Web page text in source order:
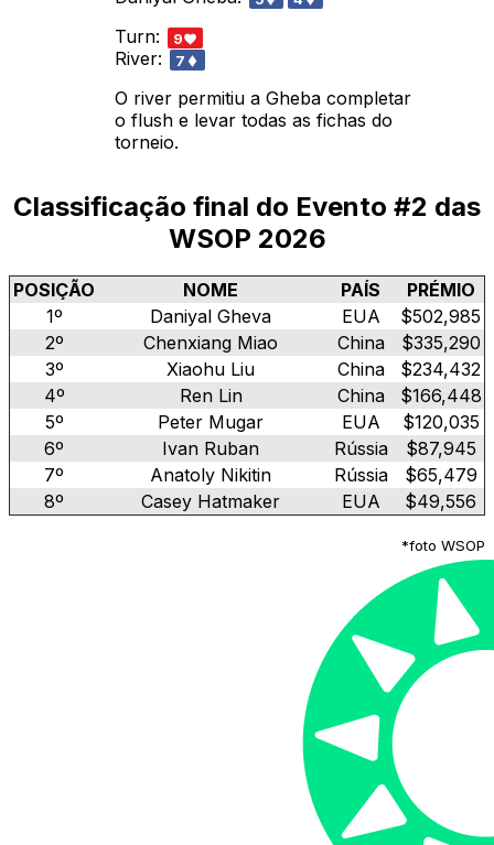
Turn: 9
River: 7
O river permitiu a Gheba completar
o flush e levar todas as fichas do
torneio.
Classificação final do Evento #2 das
WSOP 2026
POSIÇÃO NOME PAÍS
PRÉMIO
1º
Daniyal Gheva EUA
$502,985
2º
Chenxiang Miao China
$335,290
3º
Xiaohu Liu China
$234,432
4º
Ren Lin China
$166,448
5º
Peter Mugar EUA
$120,035
6º
Ivan Ruban Rússia
$87,945
7º
Anatoly Nikitin Rússia
$65,479
8º
Casey Hatmaker EUA $49,556
*foto WSOP